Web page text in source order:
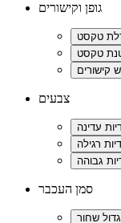
גופן וקישורים
צבעים
סמן העכבר